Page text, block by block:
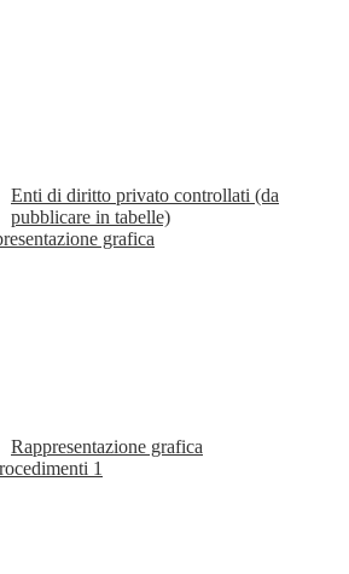
Enti di diritto privato controllati (da
pubblicare in tabelle)
grafica
Rappresentazione grafica
1